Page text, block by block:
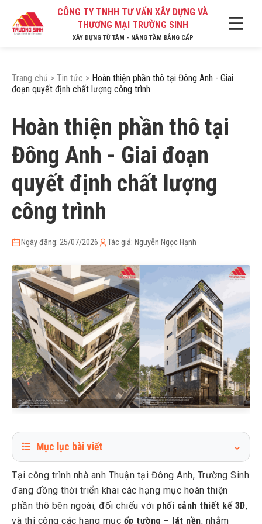
CÔNG TY TNHH TƯ VẤN XÂY DỰNG VÀ
THƯƠNG MẠI TRƯỜNG SINH
XÂY DỰNG TỪ TÂM - NÂNG TẦM ĐẲNG CẤP
Trang chủ > Tin tức > Hoàn thiện phần thô tại Đông Anh - Giai
đoạn quyết định chất lượng công trình
Hoàn thiện phần thô tại
Đông Anh - Giai đoạn
quyết định chất lượng
công trình
Ngày đăng: 25/07/2026 Tác giả: Nguyễn Ngọc Hạnh
Mục lục bài viết
mỹ tổng thể
Đối chiếu thi công thực tế với phối cảnh 3D
3 Thi công ốp tường – lát nền: bước chuyển từ kỹ thuật sang
Tại công trình nhà anh Thuận tại Đông Anh, Trường Sinh
đang đồng thời triển khai các hạng mục hoàn thiện
phần thô bên ngoài, đối chiếu với phối cảnh thiết kế 3D,
và thi công các hạng mục ốp tường – lát nền, nhằm